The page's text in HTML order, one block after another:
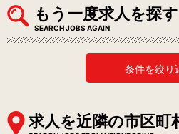
もう一度求人を探す
SEARCH JOBS AGAIN
条件を絞り
求人を近隣の市区町